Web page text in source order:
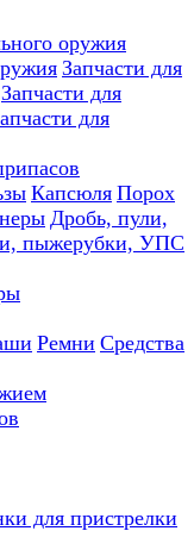
оружия
Запчасти для
Запчасти для
для
Капсюля Порох
Дробь, пули,
пыжерубки, УПС
Ремни Средства
для пристрелки